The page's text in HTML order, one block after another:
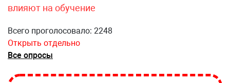
влияют на обучение
Всего проголосовало: 2248
Открыть отдельно
Все опросы